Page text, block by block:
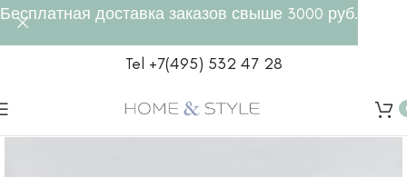
Tel +7(495) 532 47 28
Бесплатная доставка заказов свыше 3000 руб.